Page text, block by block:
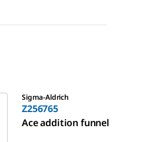
Sigma-Aldrich
Z256765
Ace addition funnel